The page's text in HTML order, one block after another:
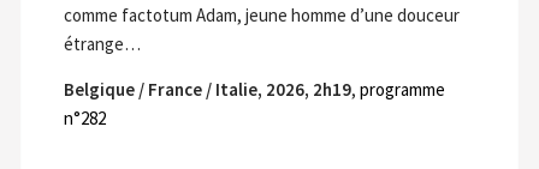
comme factotum Adam, jeune homme d’une douceur
étrange…
Belgique / France / Italie, 2026, 2h19, programme
n°282